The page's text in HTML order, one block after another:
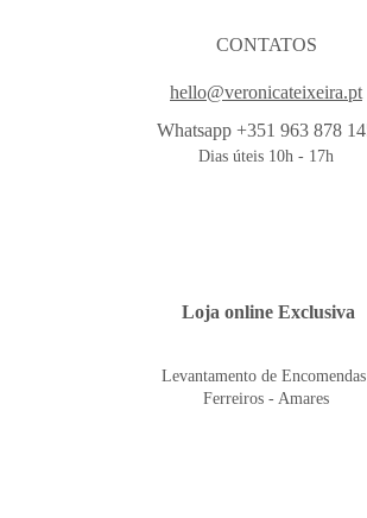
Loja online Exclusiva
CONTATOS
Whatsapp +351 963 878
Dias úteis 10h - 17h
hello@veronicateixeira.pt
Levantamento de Encomendas
Ferreiros - Amares